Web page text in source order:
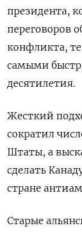
президента,
переговоров
конфликта,
самыми
десятилетия.
Жесткий
сократил
Штаты, а
сделать
стране
Старые